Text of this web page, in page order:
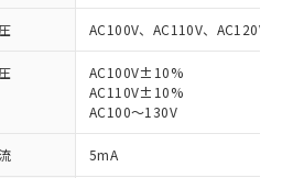
AC100V、AC110V、AC120V
AC100V±10%
AC110V±10%
AC100～130V
5mA